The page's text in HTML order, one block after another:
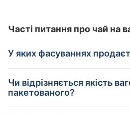
Часті питання про чай на
У яких фасуваннях
Чи відрізняється якість
пакетованого?